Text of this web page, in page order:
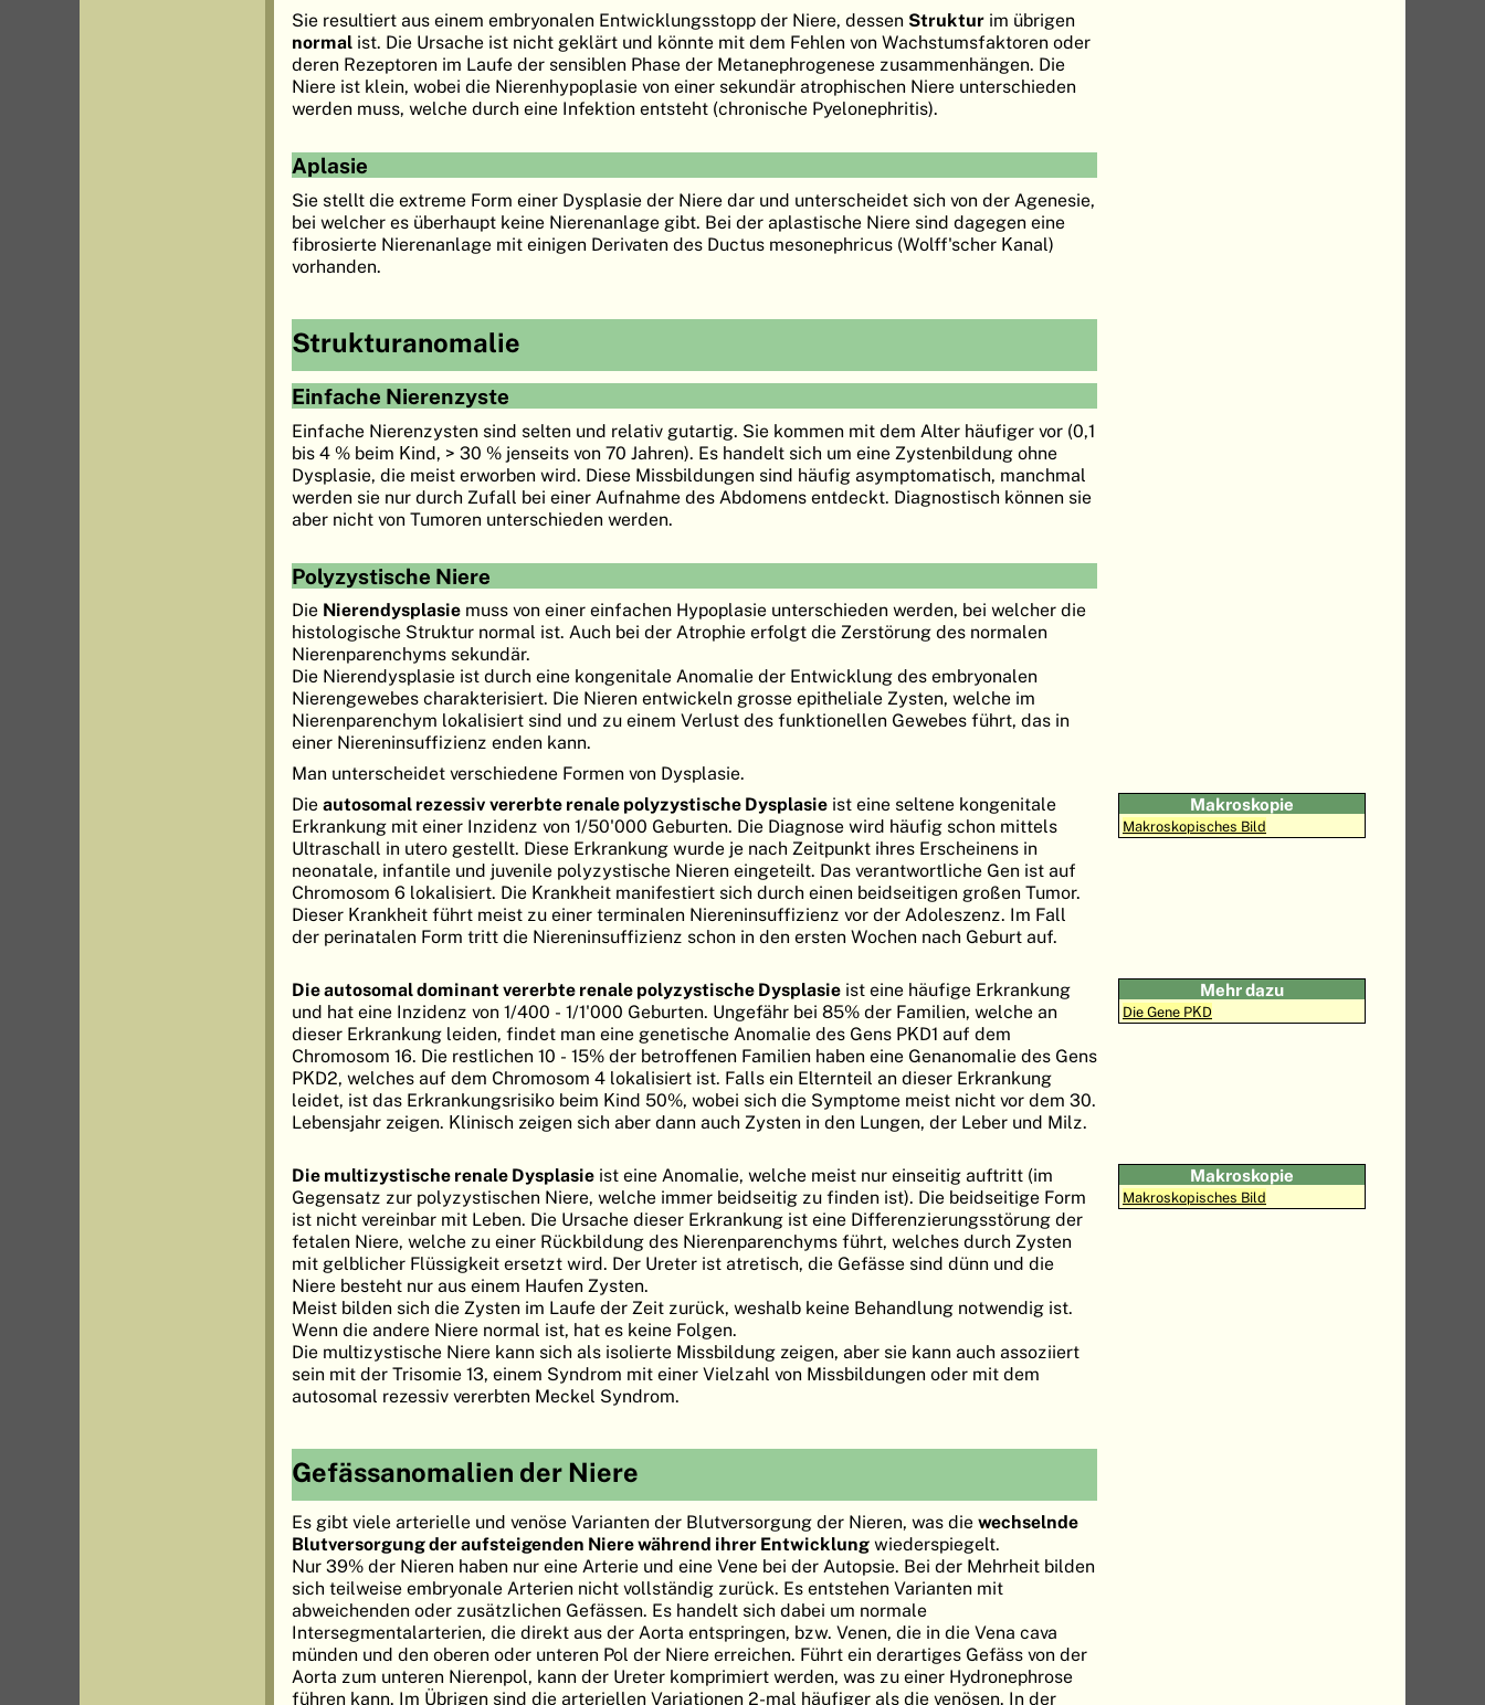
Sie resultiert aus einem embryonalen Entwicklungsstopp der Niere, dessen Struktur im übrigen
normal ist. Die Ursache ist nicht geklärt und könnte mit dem Fehlen von Wachstumsfaktoren oder
deren Rezeptoren im Laufe der sensiblen Phase der Metanephrogenese zusammenhängen. Die
Niere ist klein, wobei die Nierenhypoplasie von einer sekundär atrophischen Niere unterschieden
werden muss, welche durch eine Infektion entsteht (chronische Pyelonephritis).
Aplasie
Sie stellt die extreme Form einer Dysplasie der Niere dar und unterscheidet sich von der Agenesie,
bei welcher es überhaupt keine Nierenanlage gibt. Bei der aplastische Niere sind dagegen eine
fibrosierte Nierenanlage mit einigen Derivaten des Ductus mesonephricus (Wolff'scher Kanal)
vorhanden.
Strukturanomalie
Einfache Nierenzyste
Einfache Nierenzysten sind selten und relativ gutartig. Sie kommen mit dem Alter häufiger vor (0,1
bis 4 % beim Kind, > 30 % jenseits von 70 Jahren). Es handelt sich um eine Zystenbildung ohne
Dysplasie, die meist erworben wird. Diese Missbildungen sind häufig asymptomatisch, manchmal
werden sie nur durch Zufall bei einer Aufnahme des Abdomens entdeckt. Diagnostisch können sie
aber nicht von Tumoren unterschieden werden.
Polyzystische Niere
Die Nierendysplasie muss von einer einfachen Hypoplasie unterschieden werden, bei welcher die
histologische Struktur normal ist. Auch bei der Atrophie erfolgt die Zerstörung des normalen
Nierenparenchyms sekundär.
Die Nierendysplasie ist durch eine kongenitale Anomalie der Entwicklung des embryonalen
Nierengewebes charakterisiert. Die Nieren entwickeln grosse epitheliale Zysten, welche im
Nierenparenchym lokalisiert sind und zu einem Verlust des funktionellen Gewebes führt, das in
einer Niereninsuffizienz enden kann.
Man unterscheidet verschiedene Formen von Dysplasie.
Die autosomal rezessiv vererbte renale polyzystische Dysplasie ist eine seltene kongenitale
Erkrankung mit einer Inzidenz von 1/50'000 Geburten. Die Diagnose wird häufig schon mittels
Ultraschall in utero gestellt. Diese Erkrankung wurde je nach Zeitpunkt ihres Erscheinens in
neonatale, infantile und juvenile polyzystische Nieren eingeteilt. Das verantwortliche Gen ist auf
Chromosom 6 lokalisiert. Die Krankheit manifestiert sich durch einen beidseitigen großen Tumor.
Dieser Krankheit führt meist zu einer terminalen Niereninsuffizienz vor der Adoleszenz. Im Fall
der perinatalen Form tritt die Niereninsuffizienz schon in den ersten Wochen nach Geburt auf.
Makroskopie
Makroskopisches Bild
Die autosomal dominant vererbte renale polyzystische Dysplasie ist eine häufige Erkrankung
und hat eine Inzidenz von 1/400 - 1/1'000 Geburten. Ungefähr bei 85% der Familien, welche an
dieser Erkrankung leiden, findet man eine genetische Anomalie des Gens PKD1 auf dem
Chromosom 16. Die restlichen 10 - 15% der betroffenen Familien haben eine Genanomalie des Gens
PKD2, welches auf dem Chromosom 4 lokalisiert ist. Falls ein Elternteil an dieser Erkrankung
leidet, ist das Erkrankungsrisiko beim Kind 50%, wobei sich die Symptome meist nicht vor dem 30.
Lebensjahr zeigen. Klinisch zeigen sich aber dann auch Zysten in den Lungen, der Leber und Milz.
Mehr dazu
Die Gene PKD
Die multizystische renale Dysplasie ist eine Anomalie, welche meist nur einseitig auftritt (im
Gegensatz zur polyzystischen Niere, welche immer beidseitig zu finden ist). Die beidseitige Form
ist nicht vereinbar mit Leben. Die Ursache dieser Erkrankung ist eine Differenzierungsstörung der
fetalen Niere, welche zu einer Rückbildung des Nierenparenchyms führt, welches durch Zysten
mit gelblicher Flüssigkeit ersetzt wird. Der Ureter ist atretisch, die Gefässe sind dünn und die
Niere besteht nur aus einem Haufen Zysten.
Meist bilden sich die Zysten im Laufe der Zeit zurück, weshalb keine Behandlung notwendig ist.
Wenn die andere Niere normal ist, hat es keine Folgen.
Die multizystische Niere kann sich als isolierte Missbildung zeigen, aber sie kann auch assoziiert
sein mit der Trisomie 13, einem Syndrom mit einer Vielzahl von Missbildungen oder mit dem
autosomal rezessiv vererbten Meckel Syndrom.
Makroskopie
Makroskopisches Bild
Gefässanomalien der Niere
Es gibt viele arterielle und venöse Varianten der Blutversorgung der Nieren, was die wechselnde
Blutversorgung der aufsteigenden Niere während ihrer Entwicklung wiederspiegelt.
Nur 39% der Nieren haben nur eine Arterie und eine Vene bei der Autopsie. Bei der Mehrheit bilden
sich teilweise embryonale Arterien nicht vollständig zurück. Es entstehen Varianten mit
abweichenden oder zusätzlichen Gefässen. Es handelt sich dabei um normale
Intersegmentalarterien, die direkt aus der Aorta entspringen, bzw. Venen, die in die Vena cava
münden und den oberen oder unteren Pol der Niere erreichen. Führt ein derartiges Gefäss von der
Aorta zum unteren Nierenpol, kann der Ureter komprimiert werden, was zu einer Hydronephrose
führen kann. Im Übrigen sind die arteriellen Variationen 2-mal häufiger als die venösen. In der